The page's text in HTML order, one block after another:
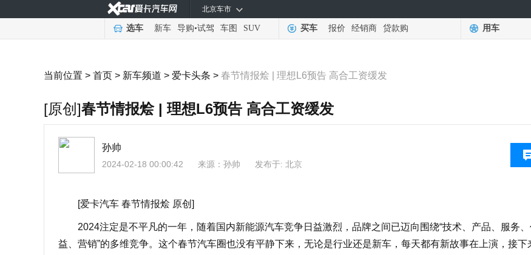
北京车市
选车 新车 导购•试驾 车图 SUV 买车 报价 经销商 贷款购 用车
当前位置 > 首页 > 新车频道 > 爱卡头条 > 春节情报烩 | 理想L6预告 高合工资缓发
[原创]春节情报烩 | 理想L6预告 高合工资缓发
孙帅
2024-02-18 00:00:42 来源： 孙帅 发布于: 北京
[爱卡汽车 春节情报烩 原创]
2024注定是不平凡的一年，随着国内新能源汽车竞争日益激烈，品牌之间已迈向围绕“技术、产品、服务、
益、营销”的多维竞争。这个春节汽车圈也没有平静下来，无论是行业还是新车，每天都有新故事在上演，接下